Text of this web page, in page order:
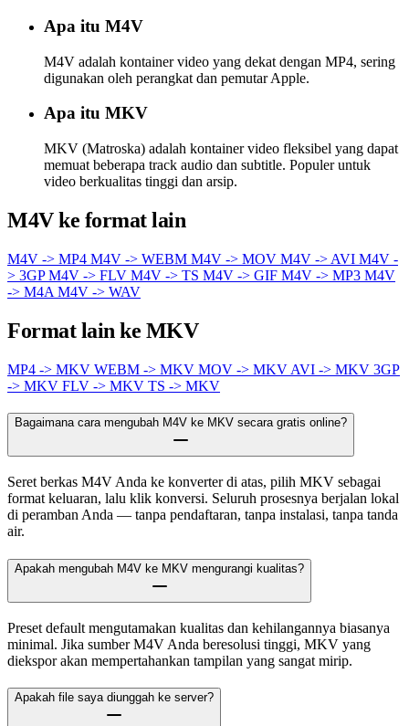
Apa itu M4V
M4V adalah kontainer video yang dekat dengan MP4, sering
digunakan oleh perangkat dan pemutar Apple.
Apa itu MKV
MKV (Matroska) adalah kontainer video fleksibel yang dapat
memuat beberapa track audio dan subtitle. Populer untuk
video berkualitas tinggi dan arsip.
M4V ke format lain
M4V -> MP4 M4V -> WEBM M4V -> MOV M4V -> AVI M4V -
> 3GPM4V -> FLV M4V -> TS M4V -> GIF M4V -> MP3 M4V
-> M4A M4V -> WAV
Format lain ke MKV
MP4 -> MKV WEBM -> MKV MOV -> MKV AVI -> MKV 3GP
-> MKV FLV -> MKV TS -> MKV
Bagaimana cara mengubah M4V ke MKV secara gratis online?
Seret berkas M4V Anda ke konverter di atas, pilih MKV sebagai
format keluaran, lalu klik konversi. Seluruh prosesnya berjalan lokal
di peramban Anda — tanpa pendaftaran, tanpa instalasi, tanpa tanda
air.
Apakah mengubah M4V ke MKV mengurangi kualitas?
Preset default mengutamakan kualitas dan kehilangannya biasanya
minimal. Jika sumber M4V Anda beresolusi tinggi, MKV yang
diekspor akan mempertahankan tampilan yang sangat mirip.
Apakah file saya diunggah ke server?